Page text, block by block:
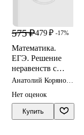
575 ₽479 ₽ -17%
Математика.
ЕГЭ. Решение
неравенств с
одной
Типовое задание
15. 4-е изд.
Анатолий Корянов,
Прокофьев
Нет оценок
Купить